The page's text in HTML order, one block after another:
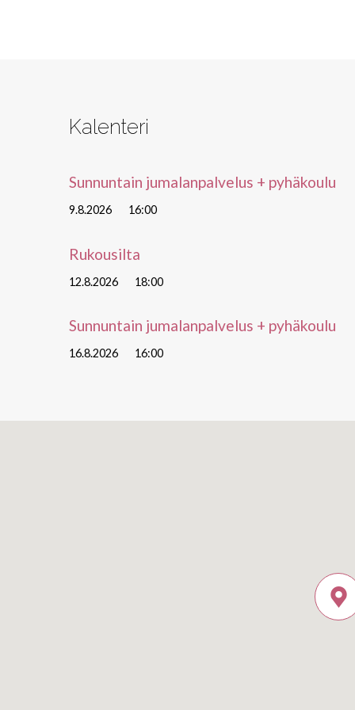
Kalenteri
Sunnuntain jumalanpalvelus + pyhäkoulu
9.8.2026 16:00
Rukousilta
12.8.2026 18:00
Sunnuntain jumalanpalvelus + pyhäkoulu
16.8.2026 16:00